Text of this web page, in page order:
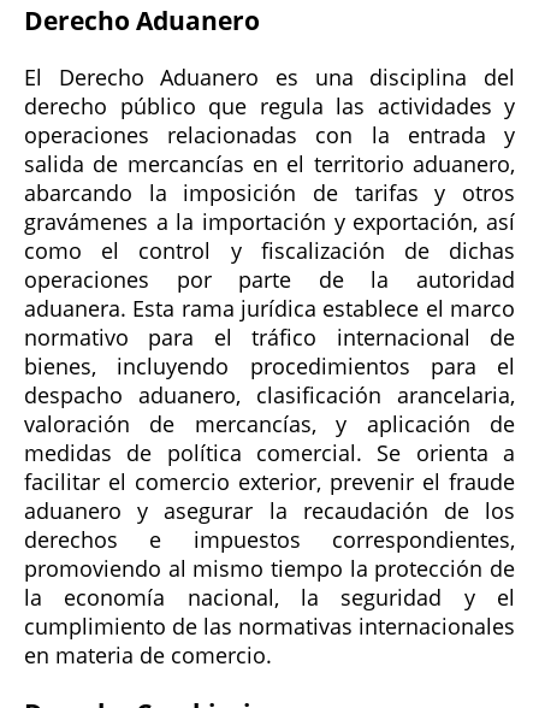
Derecho Aduanero
El Derecho Aduanero es una disciplina del
derecho público que regula las actividades y
operaciones relacionadas con la entrada y
salida de mercancías en el territorio aduanero,
abarcando la imposición de tarifas y otros
gravámenes a la importación y exportación, así
como el control y fiscalización de dichas
operaciones por parte de la autoridad
aduanera. Esta rama jurídica establece el marco
normativo para el tráfico internacional de
bienes, incluyendo procedimientos para el
despacho aduanero, clasificación arancelaria,
valoración de mercancías, y aplicación de
medidas de política comercial. Se orienta a
facilitar el comercio exterior, prevenir el fraude
aduanero y asegurar la recaudación de los
derechos e impuestos correspondientes,
promoviendo al mismo tiempo la protección de
la economía nacional, la seguridad y el
cumplimiento de las normativas internacionales
en materia de comercio.